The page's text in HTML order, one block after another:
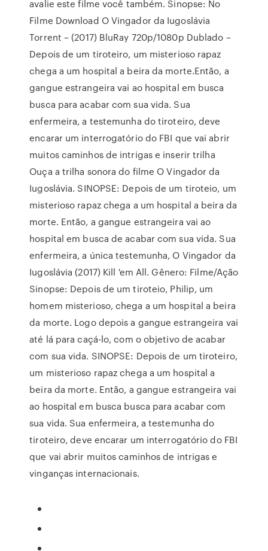
avalie este filme você também. Sinopse: No
Filme Download O Vingador da Iugoslávia
Torrent – (2017) BluRay 720p/1080p Dublado –
Depois de um tiroteiro, um misterioso rapaz
chega a um hospital a beira da morte.Então, a
gangue estrangeira vai ao hospital em busca
busca para acabar com sua vida. Sua
enfermeira, a testemunha do tiroteiro, deve
encarar um interrogatório do FBI que vai abrir
muitos caminhos de intrigas e inserir trilha
Ouça a trilha sonora do filme O Vingador da
Iugoslávia. SINOPSE: Depois de um tiroteio, um
misterioso rapaz chega a um hospital a beira da
morte. Então, a gangue estrangeira vai ao
hospital em busca de acabar com sua vida. Sua
enfermeira, a única testemunha, O Vingador da
Iugoslávia (2017) Kill 'em All. Gênero: Filme/Ação
Sinopse: Depois de um tiroteio, Philip, um
homem misterioso, chega a um hospital a beira
da morte. Logo depois a gangue estrangeira vai
até lá para caçá-lo, com o objetivo de acabar
com sua vida. SINOPSE: Depois de um tiroteiro,
um misterioso rapaz chega a um hospital a
beira da morte. Então, a gangue estrangeira vai
ao hospital em busca busca para acabar com
sua vida. Sua enfermeira, a testemunha do
tiroteiro, deve encarar um interrogatório do FBI
que vai abrir muitos caminhos de intrigas e
vinganças internacionais.